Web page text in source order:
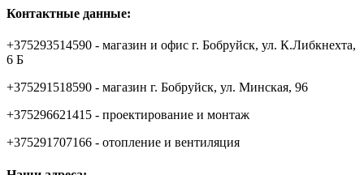
Контактные данные:
+375293514590 - магазин и офис г. Бобруйск, ул. К.Либкнехта,
6 Б
+375291518590 - магазин г. Бобруйск, ул. Минская, 96
+375296621415 - проектирование и монтаж
+375291707166 - отопление и вентиляция